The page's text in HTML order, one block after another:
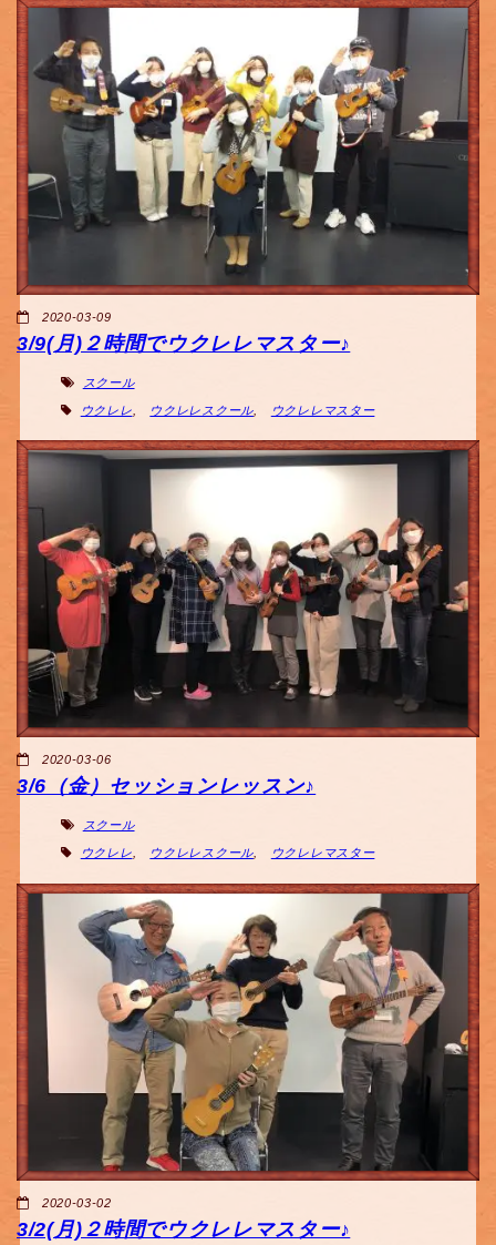
2020-03-09
3/9(月)２時間でウクレレマスター♪
スクール
ウクレレ ウクレレスクール, ウクレレマスター
2020-03-06
3/6（金）セッションレッスン♪
スクール
ウクレレ, ウクレレスクール, ウクレレマスター
2020-03-02
3/2(月)２時間でウクレレマスター♪